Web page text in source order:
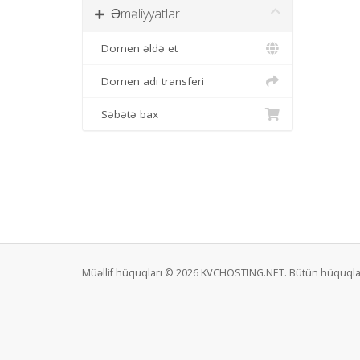
Əməliyyatlar
Domen əldə et
Domen adı transferi
Səbətə bax
Müəllif hüquqları © 2026 KVCHOSTING.NET. Bütün